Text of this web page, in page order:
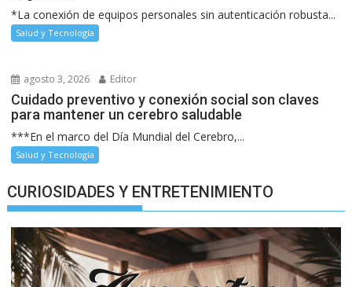
*La conexión de equipos personales sin autenticación robusta...
Salud y Tecnología
agosto 3, 2026 Editor
Cuidado preventivo y conexión social son claves
para mantener un cerebro saludable
***En el marco del Día Mundial del Cerebro,...
Salud y Tecnología
CURIOSIDADES Y ENTRETENIMIENTO